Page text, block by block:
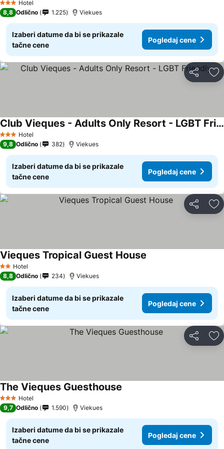
3 Zvezdice
Hotel
8,8 Odlično 1.225 Viekues
Izaberi datume da bi se prikazale
tačne cene
Pogledaj cene
Deli
3 Zvezdice
Hotel
Club Vieques - Adults Only Resort - LGBT Friendly
9,8 Odlično 382 Viekues
Izaberi datume da bi se prikazale
tačne cene
Pogledaj cene
Deli
2 Zvezdice
Hotel
Vieques Tropical Guest House
8,8 Odlično 234 Viekues
Izaberi datume da bi se prikazale
tačne cene
Pogledaj cene
Deli
3 Zvezdice
Hotel
The Vieques Guesthouse
9,7 Odlično 1.590 Viekues
Izaberi datume da bi se prikazale
tačne cene
Pogledaj cene